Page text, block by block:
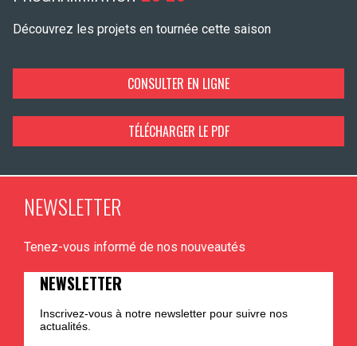
Découvrez les projets en tournée cette saison
CONSULTER EN LIGNE
TÉLÉCHARGER LE PDF
NEWSLETTER
Tenez-vous informé de nos nouveautés
NEWSLETTER
Inscrivez-vous à notre newsletter pour suivre nos
actualités.